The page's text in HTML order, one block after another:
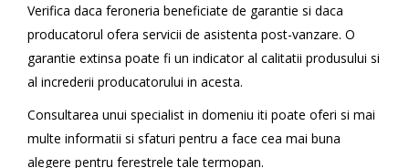
Verifica daca feroneria beneficiate de garantie si daca
producatorul ofera servicii de asistenta post-vanzare. O
garantie extinsa poate fi un indicator al calitatii produsului si
al increderii producatorului in acesta.
Consultarea unui specialist in domeniu iti poate oferi si mai
multe informatii si sfaturi pentru a face cea mai buna
alegere pentru ferestrele tale termopan.